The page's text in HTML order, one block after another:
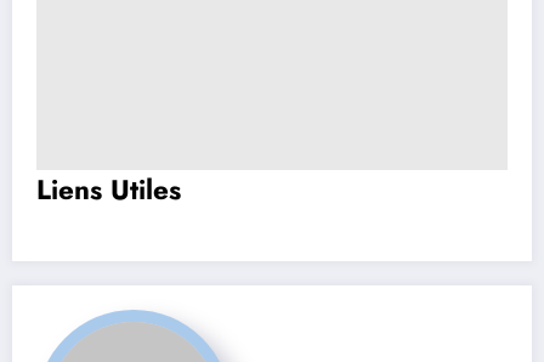
Liens Utiles